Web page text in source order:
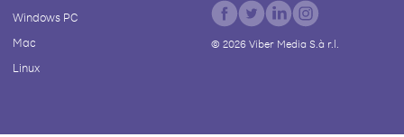
Windows PC
Mac
Linux
© 2026Viber Media S.à r.l.